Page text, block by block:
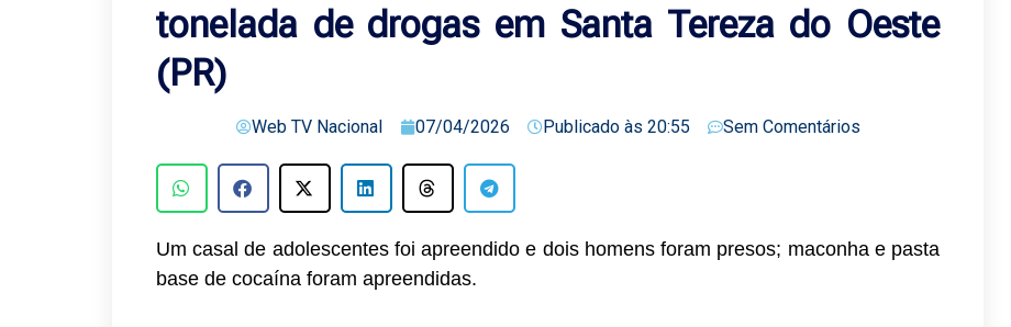
tonelada de drogas em Santa Tereza do Oeste
(PR)
Web TV Nacional 07/04/2026 Publicado às 20:55 Sem Comentários
Um casal de adolescentes foi apreendido e dois homens foram presos; maconha e pasta
base de cocaína foram apreendidas.